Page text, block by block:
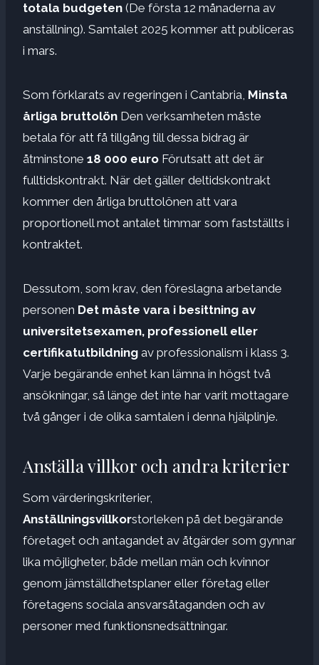
totala budgeten (De första 12 månaderna av
anställning). Samtalet 2025 kommer att publiceras
i mars.
Som förklarats av regeringen i Cantabria, Minsta
årliga bruttolön Den verksamheten måste
betala för att få tillgång till dessa bidrag är
åtminstone 18 000 euro Förutsatt att det är
fulltidskontrakt. När det gäller deltidskontrakt
kommer den årliga bruttolönen att vara
proportionell mot antalet timmar som fastställts i
kontraktet.
Dessutom, som krav, den föreslagna arbetande
personen Det måste vara i besittning av
universitetsexamen, professionell eller
certifikatutbildning av professionalism i klass 3.
Varje begärande enhet kan lämna in högst två
ansökningar, så länge det inte har varit mottagare
två gånger i de olika samtalen i denna hjälplinje.
Anställa villkor och andra kriterier
Som värderingskriterier,
Anställningsvillkorstorleken på det begärande
företaget och antagandet av åtgärder som gynnar
lika möjligheter, både mellan män och kvinnor
genom jämställdhetsplaner eller företag eller
företagens sociala ansvarsåtaganden och av
personer med funktionsnedsättningar.